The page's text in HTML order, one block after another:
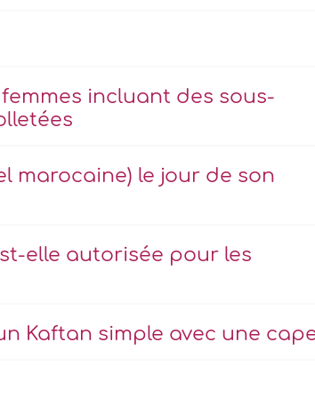
incluant des sous-
marocaine) le jour de son
elle autorisée pour les
Kaftan simple avec une